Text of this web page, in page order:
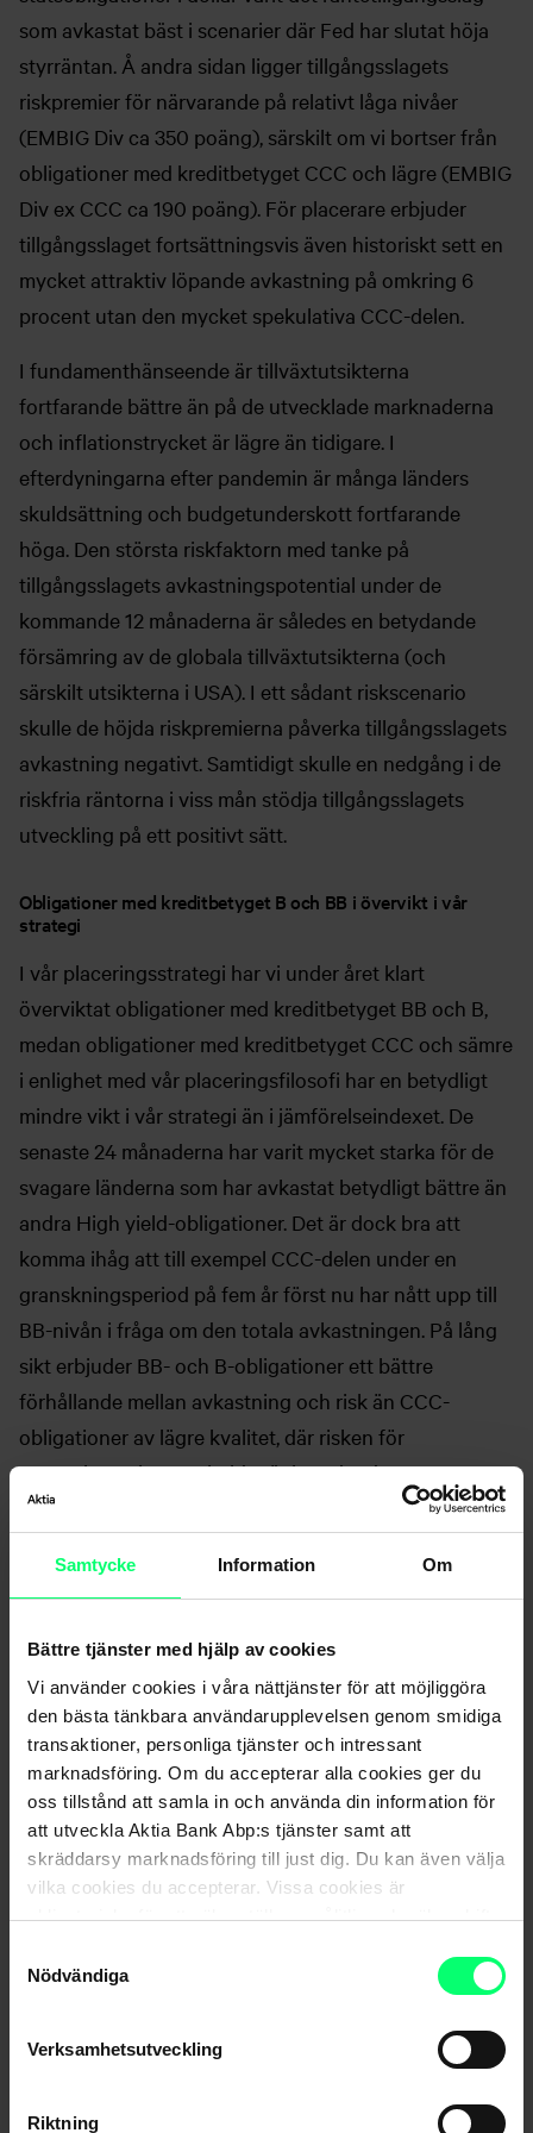
Samtycke Information Om
Bättre tjänster med hjälp av cookies
Vi använder cookies i våra nättjänster för att möjliggöra
den bästa tänkbara användarupplevelsen genom smidiga
transaktioner, personliga tjänster och intressant
marknadsföring. Om du accepterar alla cookies ger du
oss tillstånd att samla in och använda din information för
att utveckla Aktia Bank Abp:s tjänster samt att
skräddarsy marknadsföring till just dig. Du kan även välja
vilka cookies du accepterar. Vissa cookies är
obligatoriska för att säkerställa en pålitlig och säker drift
Nödvändiga
Verksamhetsutveckling
Riktning
som avkastat bäst i scenarier där Fed har slutat höja
styrräntan. Å andra sidan ligger tillgångsslagets
riskpremier för närvarande på relativt låga nivåer
(EMBIG Div ca 350 poäng), särskilt om vi bortser från
obligationer med kreditbetyget CCC och lägre (EMBIG
Div ex CCC ca 190 poäng). För placerare erbjuder
tillgångsslaget fortsättningsvis även historiskt sett en
mycket attraktiv löpande avkastning på omkring 6
procent utan den mycket spekulativa CCC-delen.
I fundamenthänseende är tillväxtutsikterna
fortfarande bättre än på de utvecklade marknaderna
och inflationstrycket är lägre än tidigare. I
efterdyningarna efter pandemin är många länders
skuldsättning och budgetunderskott fortfarande
höga. Den största riskfaktorn med tanke på
tillgångsslagets avkastningspotential under de
kommande 12 månaderna är således en betydande
försämring av de globala tillväxtutsikterna (och
särskilt utsikterna i USA). I ett sådant riskscenario
skulle de höjda riskpremierna påverka tillgångsslagets
avkastning negativt. Samtidigt skulle en nedgång i de
riskfria räntorna i viss mån stödja tillgångsslagets
utveckling på ett positivt sätt.
Obligationer med kreditbetyget B och BB i övervikt i vår
strategi
I vår placeringsstrategi har vi under året klart
överviktat obligationer med kreditbetyget BB och B,
medan obligationer med kreditbetyget CCC och sämre
i enlighet med vår placeringsfilosofi har en betydligt
mindre vikt i vår strategi än i jämförelseindexet. De
senaste 24 månaderna har varit mycket starka för de
svagare länderna som har avkastat betydligt bättre än
andra High yield-obligationer. Det är dock bra att
komma ihåg att till exempel CCC-delen under en
granskningsperiod på fem år först nu har nått upp till
BB-nivån i fråga om den totala avkastningen. På lång
sikt erbjuder BB- och B-obligationer ett bättre
förhållande mellan avkastning och risk än CCC-
obligationer av lägre kvalitet, där risken för
omstrukturering av skulder är betydande.
Marknadsöversikten har skrivits av Aktias
porföljförvaltareAnton Nykvist.
Aktia Bank Abp (”Aktia”) har producerat denna
presentation för investerarnas bruk. Informationen är
samlad från offentligt tillgängliga källor som Aktia anser
vara tillförlitliga. Aktia ansvarar dock varken för riktigheten